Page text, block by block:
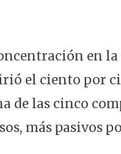
en
el ciento por
de las cinco
más pasivos